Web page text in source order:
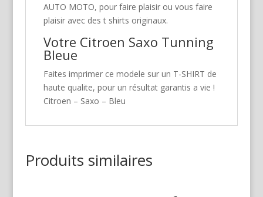
AUTO MOTO, pour faire plaisir ou vous faire
plaisir avec des t shirts originaux.
Votre Citroen Saxo Tunning
Bleue
Faites imprimer ce modele sur un T-SHIRT de
haute qualite, pour un résultat garantis a vie !
Citroen – Saxo – Bleu
Produits similaires